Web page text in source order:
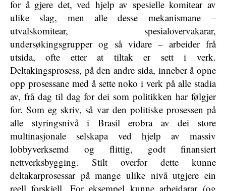
for å gjere det, ved hjelp av spesielle komitear av
ulike slag, men alle desse mekanismane –
utvalskomitear, spesialovervakarar,
undersøkingsgrupper og så vidare – arbeider frå
utsida, ofte etter at tiltak er sett i verk.
Deltakingsprosess, på den andre sida, inneber å opne
opp prosessane med å sette noko i verk på alle stadia
av, frå dag til dag for dei som politikken har følgjer
for. Som eg skriv, så var den politiske prosessen på
alle styringsnivå i Brasil erobra av dei store
multinasjonale selskapa ved hjelp av massiv
lobbyverksemd og flittig, godt finansiert
nettverksbygging. Stilt overfor dette kunne
deltakarprosessar på mange ulike nivå utgjere ein
reell forskjell. For eksempel kunne arbeidarar (og